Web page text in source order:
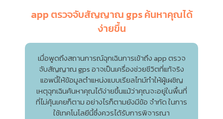
app ตรวจจับสัญญาณ gps ค้นหาคุณได้
ง่ายขึ้น
เมื่อพูดถึงสถานการณ์ฉุกเฉินการเข้าถึง app ตรวจ
จับสัญญาณ gps อาจเป็นเครื่องช่วยชีวิตที่แท้จริง
แอพนี้ให้ข้อมูลตำแหน่งแบบเรียลไทม์ทำให้ผู้เผชิญ
เหตุฉุกเฉินค้นหาคุณได้ง่ายขึ้นแม้ว่าคุณจะอยู่ในพื้นที่
ที่ไม่คุ้นเคยก็ตาม อย่างไรก็ตามยังมีข้อ จำกัด ในการ
ใช้เทคโนโลยีนี้ซึ่งควรได้รับการพิจารณา